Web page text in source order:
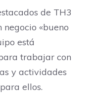
de TH3
negocio «bueno
está
trabajar con
y actividades
ellos.